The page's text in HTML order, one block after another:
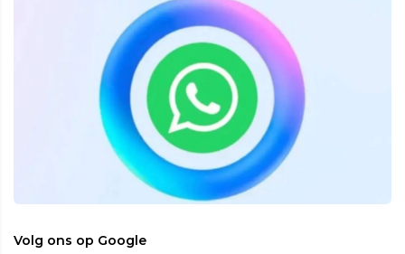
Volg ons op Google